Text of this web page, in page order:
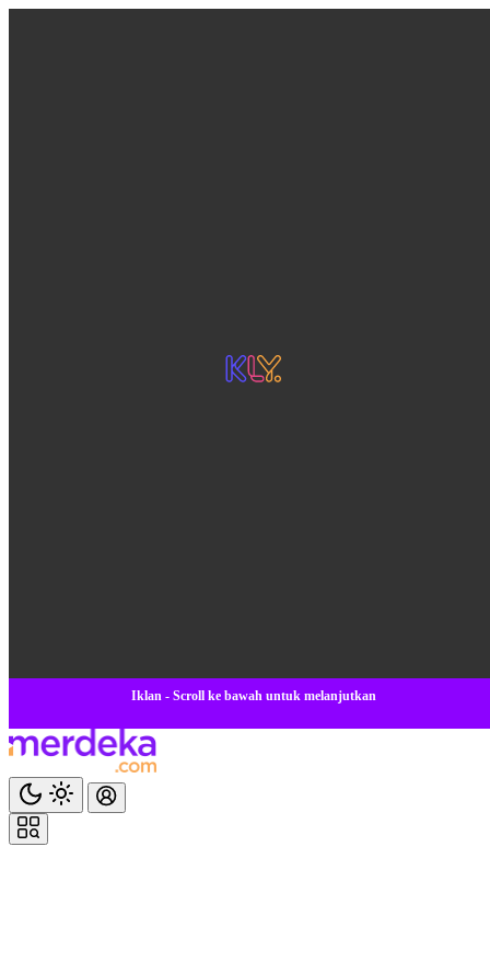
Iklan - Scroll ke bawah untuk melanjutkan